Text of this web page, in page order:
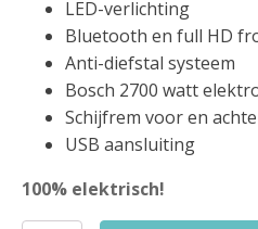
LED-verlichting
Bluetooth en full HD
Anti-diefstal systeem
Bosch 2700 watt
Schijfrem voor en
USB aansluiting
100% elektrisch!